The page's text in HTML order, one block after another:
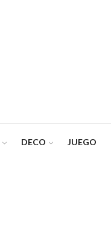
DECO JUEGO